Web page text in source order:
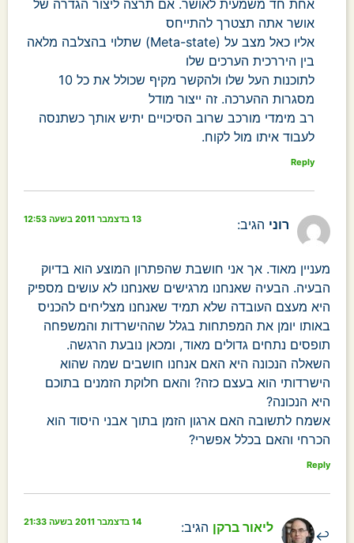
אחת חד משמעית לאושר. אם תרצה ליצור הגדרה של
אושר אתה תצטרך להתייחס
אליו כאל מצב על (Meta-state) שתלוי בהצלבה מלאה
בין היררכית הערכים שלו
לתוכנות העל שלו ולהקשר מקיף שכולל את כל 10
מסגרות ההערכה. זה ייצור מודל
רב מימדי מורכב שרוב הסיכויים יתיש אותך כשתנסה
לעבוד איתו מול לקוח.
Reply
רוני הגיב: 13 בדצמבר 2011 בשעה 12:53
מעניין מאוד. אך אני חושבת שהפתרון המוצע הוא בדיוק
הבעיה. הבעיה שאנחנו מרגישים שאנחנו לא עושים מספיק
היא מעצם העובדה שלא תמיד שאנחנו מצליחים להכניס
באותו יומן את המפתחות בגלל שההישרדות והמשפחה
תופסים נתחים גדולים מאוד, ומכאן נובעת הרגשה.
השאלה הנכונה היא האם אנחנו חושבים שמה שהוא
הישרדותי הוא בעצם כזה? והאם חלוקת הזמנים בתוכם
היא הנכונה?
אשמח לתשובה האם ארגון הזמן בתוך אבני היסוד הוא
הכרחי והאם בכלל אפשרי?
Reply
ליאור ברקן הגיב: 14 בדצמבר 2011 בשעה 21:33